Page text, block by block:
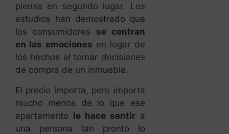
piensa en segundo lugar. Los
estudios han demostrado que
los consumidores se centran
en las emociones en lugar de
los hechos al tomar decisiones
de compra de un inmueble.
El precio importa, pero importa
mucho menos de lo que ese
apartamento le hace sentira
una persona tan pronto lo